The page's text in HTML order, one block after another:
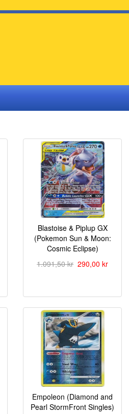
Blastoise & Piplup GX
(Pokemon Sun & Moon:
Cosmic Eclipse)
1.091,50 kr 290,00 kr
Empoleon (Diamond and
Pearl StormFront Singles)